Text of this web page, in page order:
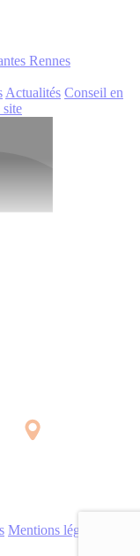
Rennes
Actualités Conseil en
site
Mentions légales